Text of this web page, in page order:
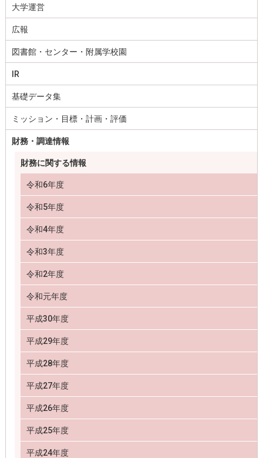
大学運営
広報
図書館・センター・附属学校園
IR
基礎データ集
ミッション・目標・計画・評価
財務・調達情報
財務に関する情報
令和6年度
令和5年度
令和4年度
令和3年度
令和2年度
令和元年度
平成30年度
平成29年度
平成28年度
平成27年度
平成26年度
平成25年度
平成24年度